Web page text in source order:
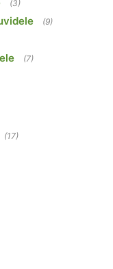
(3)
(9)
(7)
(17)